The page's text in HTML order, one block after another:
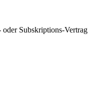
Subskriptions-Vertrag